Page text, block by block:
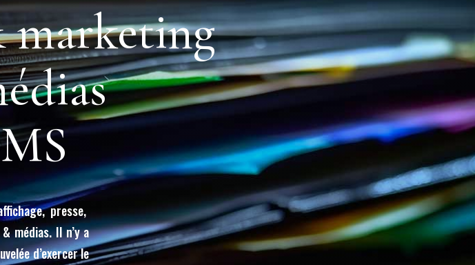
presse,
médias. Il n’y a
d’exercer le